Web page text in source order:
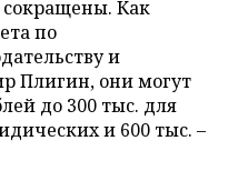
Как
по
и
Плигин, они могут
до 300 тыс. для
и 600 тыс. –